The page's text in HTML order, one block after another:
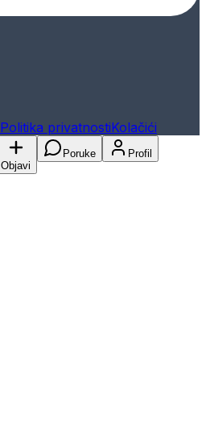
Politika privatnostiKolačići
Objavi
Poruke Profil